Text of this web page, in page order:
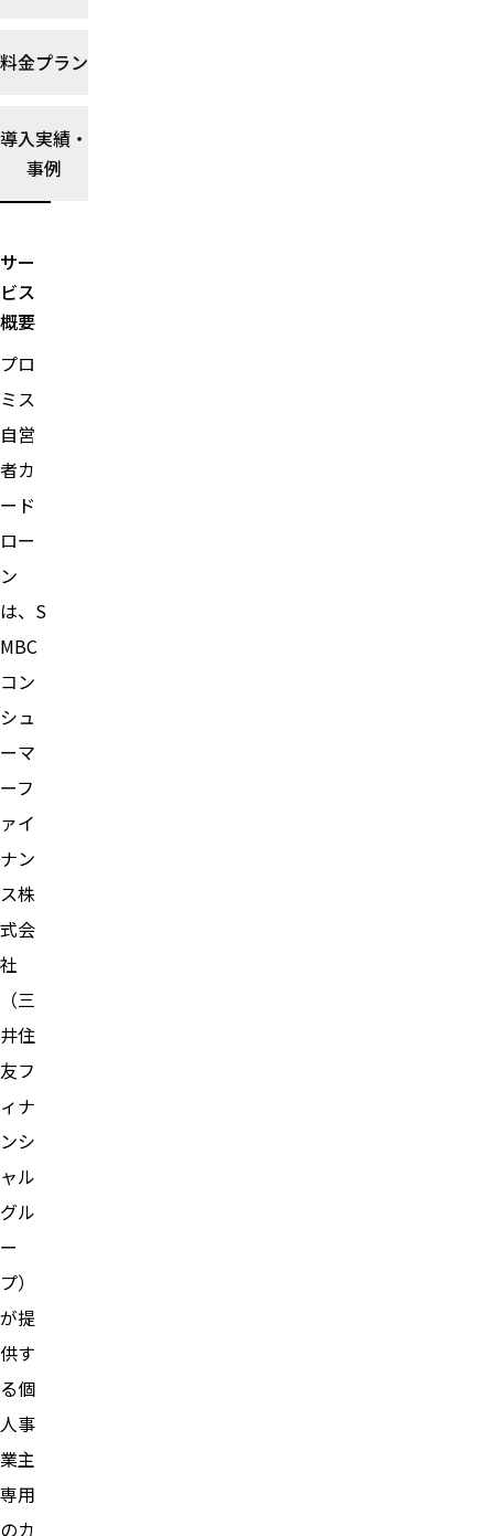
事業
方を
料金プラン
導入実績・
事例
サー
ビス
概要
プロ
ミス
自営
者カ
ード
ロー
ン
は、S
MBC
コン
シュ
ーマ
ーフ
ァイ
ナン
ス株
式会
社
（三
井住
友フ
ィナ
ンシ
ャル
グル
ー
プ）
が提
供す
る個
人事
業主
専用
のカ